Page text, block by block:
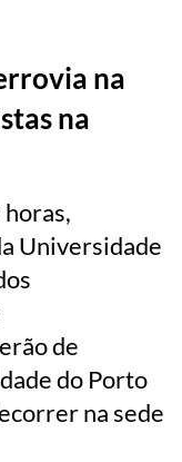
na
na
Universidade
de
do Porto
na sede